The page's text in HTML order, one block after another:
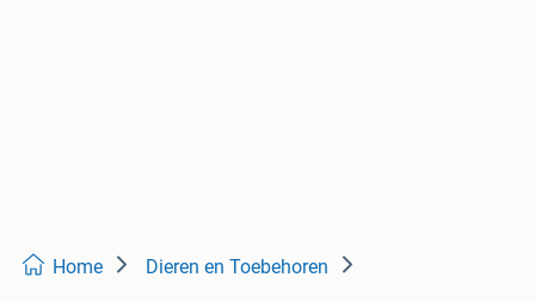
Home Dieren en Toebehoren